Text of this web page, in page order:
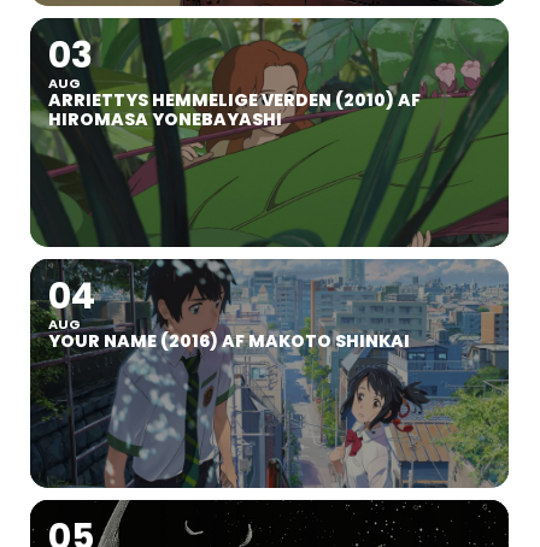
03
AUG
ARRIETTYS HEMMELIGE VERDEN (2010) AF
HIROMASA YONEBAYASHI
04
AUG
YOUR NAME (2016) AF MAKOTO SHINKAI